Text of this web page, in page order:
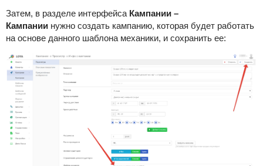
Затем, в разделе интерфейса Кампании –
Кампаниинужно создать кампанию, которая будет работать
на основе данного шаблона механики, и сохранить ее: